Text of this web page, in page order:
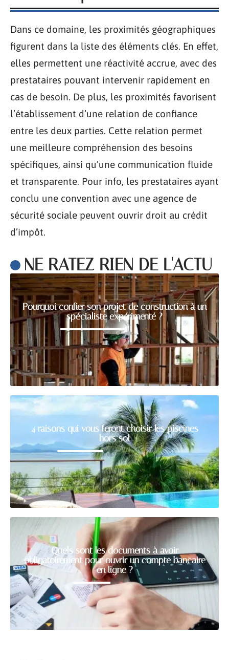
Dans ce domaine, les proximités géographiques
figurent dans la liste des éléments clés. En effet,
elles permettent une réactivité accrue, avec des
prestataires pouvant intervenir rapidement en
cas de besoin. De plus, les proximités favorisent
l’établissement d’une relation de confiance
entre les deux parties. Cette relation permet
une meilleure compréhension des besoins
spécifiques, ainsi qu’une communication fluide
et transparente. Pour info, les prestataires ayant
conclu une convention avec une agence de
sécurité sociale peuvent ouvrir droit au crédit
d’impôt.
NE RATEZ RIEN DE L'ACTU
Pourquoi confier son projet de construction à un
spécialiste expérimenté ?
4 raisons qui vous feront choisir les piscines
hors sol
Quels sont les documents à avoir
obligatoirement pour ouvrir un compte bancaire
en ligne ?